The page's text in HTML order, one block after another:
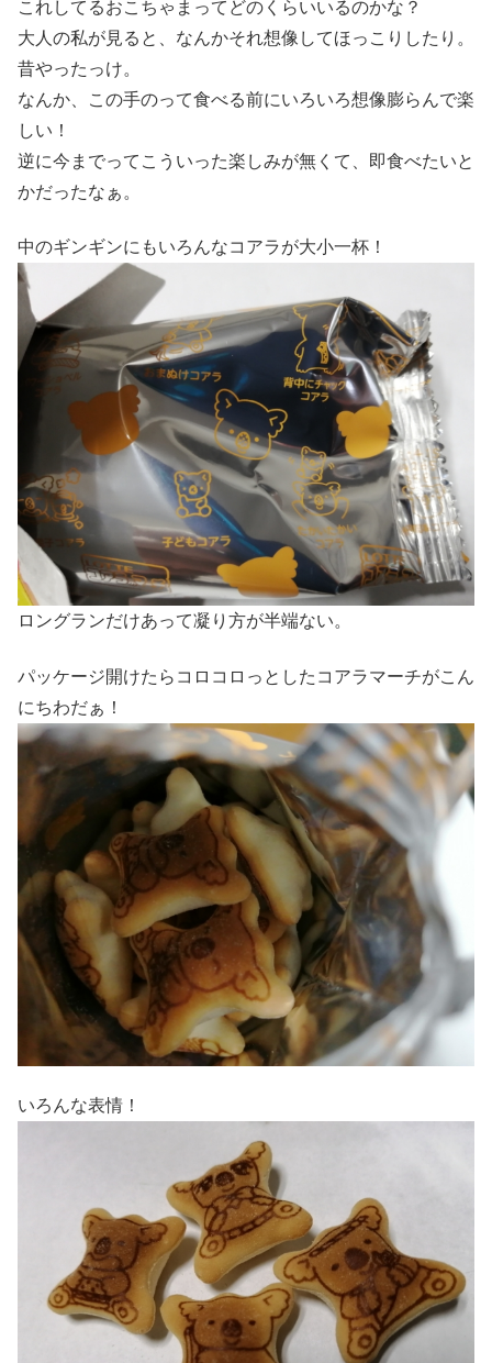
これしてるおこちゃまってどのくらいいるのかな？
大人の私が見ると、なんかそれ想像してほっこりしたり。
昔やったっけ。
なんか、この手のって食べる前にいろいろ想像膨らんで楽
しい！
逆に今までってこういった楽しみが無くて、即食べたいと
かだったなぁ。
中のギンギンにもいろんなコアラが大小一杯！
ロングランだけあって凝り方が半端ない。
パッケージ開けたらコロコロっとしたコアラマーチがこん
にちわだぁ！
いろんな表情！